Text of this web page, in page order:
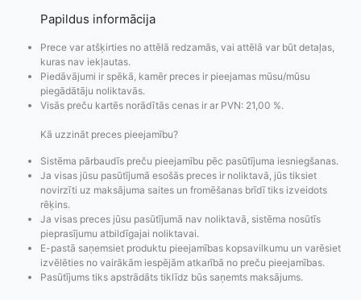
Pasūtījumu statusa
maiņas
Visi pieejamie
piegādes veidi un
Papildus informācija
Prece var atšķirties no attēlā redzamās, vai attēlā var būt detaļas,
kuras nav iekļautas.
Piedāvājumi ir spēkā, kamēr preces ir pieejamas mūsu/mūsu
piegādātāju noliktavās.
Visās preču kartēs norādītās cenas ir ar PVN: 21,00 %.
Kā uzzināt preces pieejamību?
Sistēma pārbaudīs preču pieejamību pēc pasūtījuma iesniegšanas.
Ja visas jūsu pasūtījumā esošās preces ir noliktavā, jūs tiksiet
novirzīti uz maksājuma saites un fromēšanas brīdī tiks izveidots
rēķins.
Ja visas preces jūsu pasūtījumā nav noliktavā, sistēma nosūtīs
pieprasījumu atbildīgajai noliktavai.
E-pastā saņemsiet produktu pieejamības kopsavilkumu un varēsiet
izvēlēties no vairākām iespējām atkarībā no preču pieejamības.
Pasūtījums tiks apstrādāts tiklīdz būs saņemts maksājums.